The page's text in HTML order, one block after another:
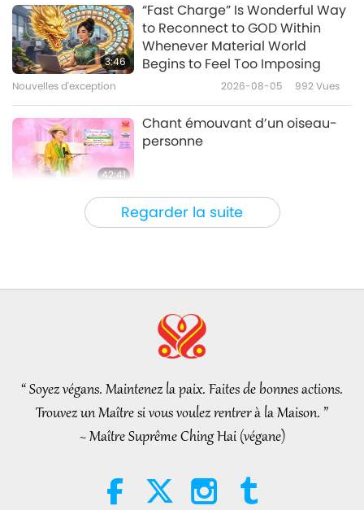
34:37
La bataille finale, partie 1/4
Regarder la suite
3:46
“Fast Charge” Is Wonderful Way
to Reconnect to GOD Within
Whenever Material World
Begins to Feel Too Imposing
Nouvelles d'exception 2026-08-05 992Vues
42:41
Chant émouvant d’un oiseau-
personne
Entre Maître et disciples 2026-08-05
4:31
Appreciated by School
Nouvelles d'exception
des œuvres de Pierre Gassendi
(végétarien), partie 2/2
“ Soyez végans. Maintenez la paix. Faites de bonnes actions.
Trouvez un Maître si vous voulez rentrer à la Maison. ”
~ Maître Suprême Ching Hai (végane)